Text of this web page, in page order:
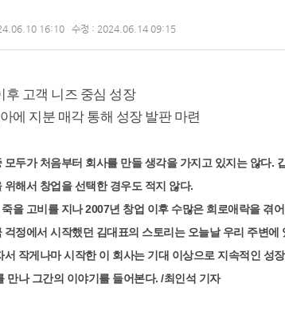
16:10 수정 : 2024.06.14 09:15
후 고객 니즈 중심 성장
에 지분 매각 통해 성장 발판 마련
모두가 처음부터 회사를 만들 생각을 가지고 있지는 않다.
위해서 창업을 선택한 경우도 적지 않다.
을 고비를 지나 2007년 창업 이후 수많은 희로애락을 겪
걱정에서 시작했던 김대표의 스토리는 오늘날 우리 주변
서 작게나마 시작한 이 회사는 기대 이상으로 지속적인 성
만나 그간의 이야기를 들어본다. /최인석 기자